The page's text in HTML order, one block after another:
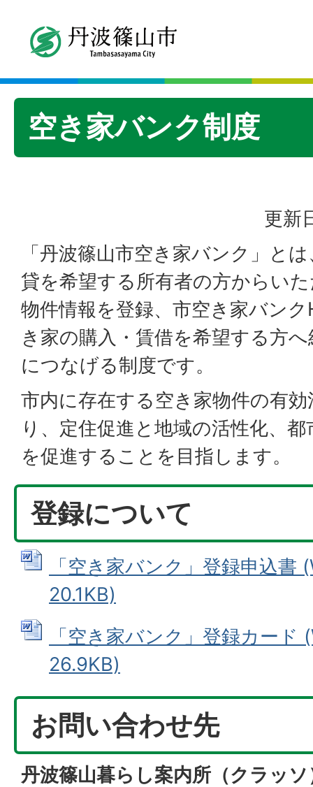
空き家バンク制度
更新
「丹波篠山市空き家バンク」と
貸を希望する所有者の方からい
物件情報を登録、市空き家バン
き家の購入・賃借を希望する方
につなげる制度です。
市内に存在する空き家物件の有
り、定住促進と地域の活性化、
を促進することを目指します。
登録について
「空き家バンク」登録申込書
20.1KB)
「空き家バンク」登録カード
26.9KB)
お問い合わせ先
丹波篠山暮らし案内所（クラッソ